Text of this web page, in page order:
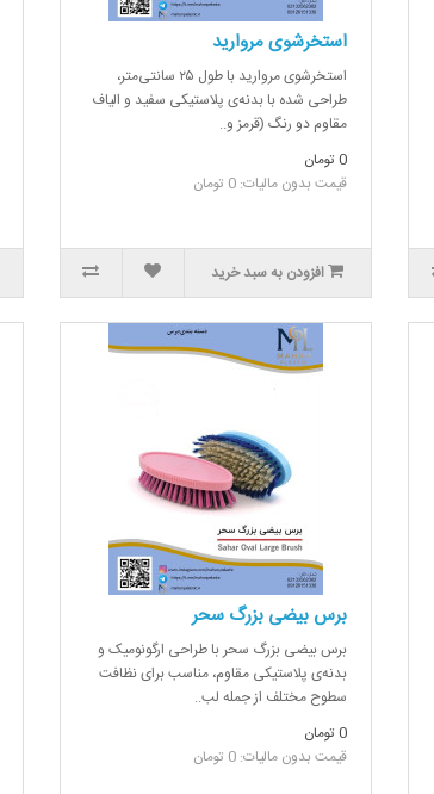
استخرشوی مروارید
استخرشوی مروارید با طول ۲۵ سانتی‌متر،
طراحی شده با بدنه‌ی پلاستیکی سفید و الیاف
مقاوم دو رنگ (قرمز و..
0 تومان
قیمت بدون مالیات: 0 تومان
افزودن به سبد خرید
برس بیضی بزرگ سحر
برس بیضی بزرگ سحر با طراحی ارگونومیک و
بدنه‌ی پلاستیکی مقاوم، مناسب برای نظافت
سطوح مختلف از جمله لب..
0 تومان
قیمت بدون مالیات: 0 تومان